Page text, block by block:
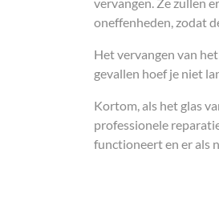
oneffenheden, zodat
Het vervangen van
gevallen hoef je niet
Kortom, als het glas
professionele
functioneert en er als